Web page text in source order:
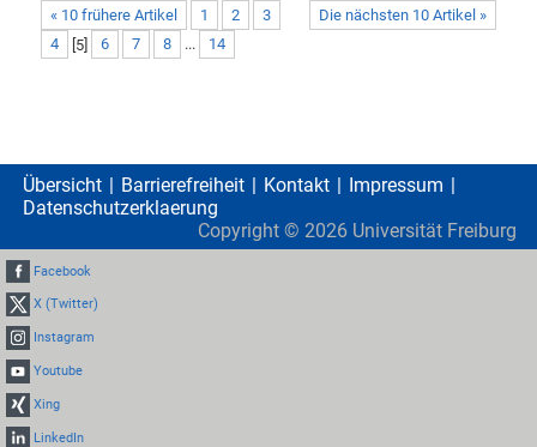
« 10 frühere Artikel Die nächsten 10 Artikel »
1 2
3
4
[5] 6 7 8 ... 14
Übersicht Barrierefreiheit Kontakt
Impressum
Datenschutzerklaerung
Copyright © 2026 Universität Freiburg
Facebook
X (Twitter)
Instagram
Youtube
Xing
LinkedIn